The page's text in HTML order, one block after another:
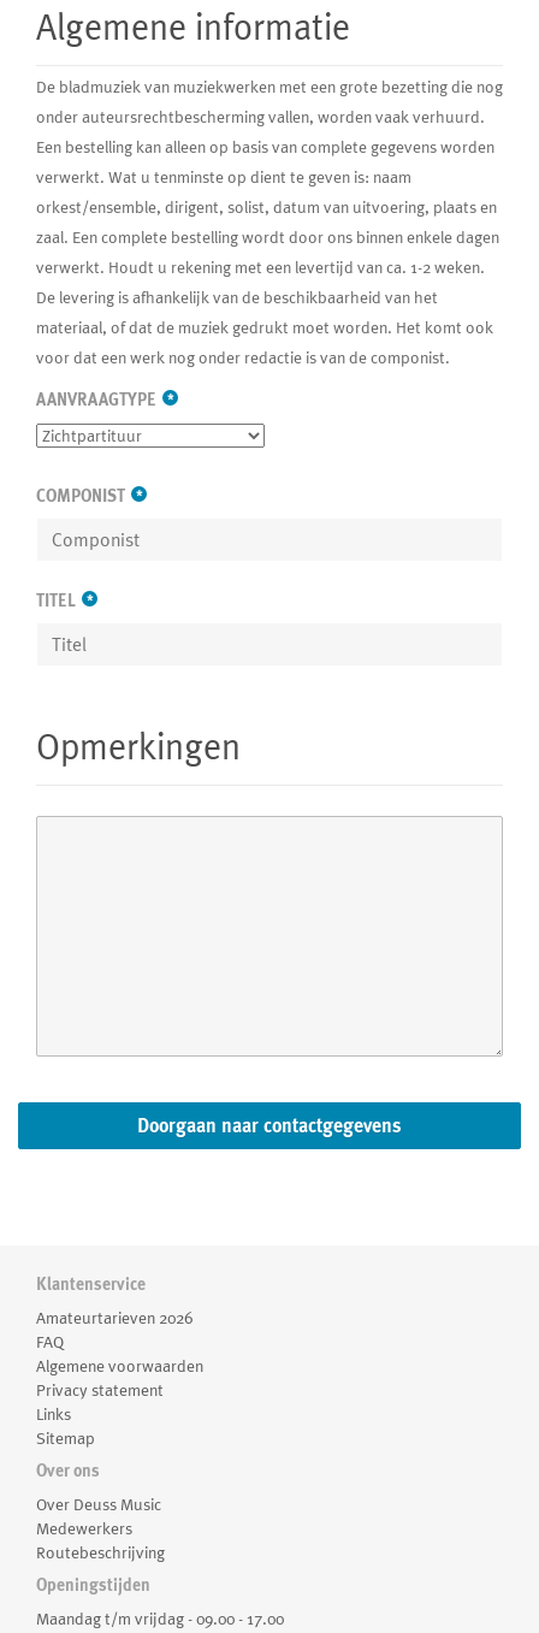
Algemene informatie
De bladmuziek van muziekwerken met een grote bezetting die nog
onder auteursrechtbescherming vallen, worden vaak verhuurd.
Een bestelling kan alleen op basis van complete gegevens worden
verwerkt. Wat u tenminste op dient te geven is: naam
orkest/ensemble, dirigent, solist, datum van uitvoering, plaats en
zaal. Een complete bestelling wordt door ons binnen enkele dagen
verwerkt. Houdt u rekening met een levertijd van ca. 1-2 weken.
De levering is afhankelijk van de beschikbaarheid van het
materiaal, of dat de muziek gedrukt moet worden. Het komt ook
voor dat een werk nog onder redactie is van de componist.
AANVRAAGTYPE *
COMPONIST *
TITEL *
Opmerkingen
Klantenservice
Amateurtarieven 2026
FAQ
Algemene voorwaarden
Privacy statement
Links
Sitemap
Over ons
Over Deuss Music
Medewerkers
Routebeschrijving
Openingstijden
Maandag t/m vrijdag - 09.00 - 17.00